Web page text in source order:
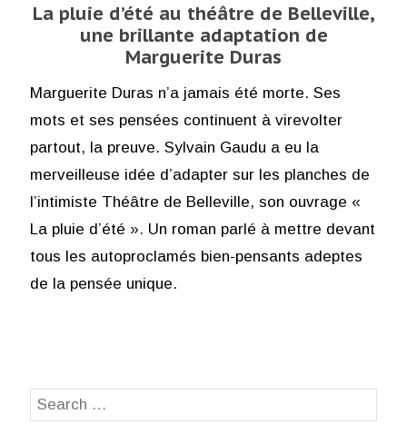
La pluie d’été au théâtre de Belleville,
une brillante adaptation de
Marguerite Duras
Marguerite Duras n’a jamais été morte. Ses
mots et ses pensées continuent à virevolter
partout, la preuve. Sylvain Gaudu a eu la
merveilleuse idée d’adapter sur les planches de
l’intimiste Théâtre de Belleville, son ouvrage «
La pluie d’été ». Un roman parlé à mettre devant
tous les autoproclamés bien-pensants adeptes
de la pensée unique.
Search